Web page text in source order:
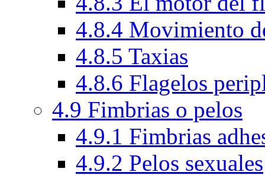
4.8.4 Movimiento
4.8.5 Taxias
4.8.6 Flagelos
4.9 Fimbrias o pelos
4.9.1 Fimbrias
4.9.2 Pelos sexuales